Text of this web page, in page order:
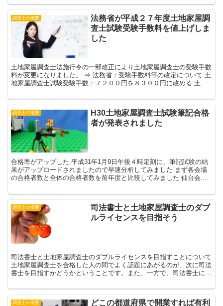
調査士の概要
法務省が平成２７年度土地家屋調
査士試験受験手数料を値上げしま
した
土地家屋調査士法施行令の一部改正により土地家屋調査士の受験手数
料が変更になりました。 ⇒ 法務省：受験手数料等の改定について 土
地家屋調査士試験受験手数：７２００円を８３００円に改める 土地
調査士の概要
H30土地家屋調査士試験筆記合格
者が発表されました
合格率がアップした 平成31年1月9日午後４時定刻に、筆記試験の結
果がアップロードされましたので早速分析してみました まず各会場
の合格者数と全体の合格者数を前年度と比較してみました 仙台会場
調査士の概要
司法書士と土地家屋調査士のダブ
ルライセンスを目指そう
司法書士と土地家屋調査士のダブルライセンスを目指すことについて
土地家屋調査士を合格した人の間でよく話題にあがるのが、次に司法
書士を目指すかどうかということです。また、一方で、司法書士に合
調査士の概要 どこの都道府県で開業すれば有利